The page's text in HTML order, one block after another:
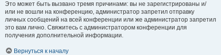
Это может быть вызвано тремя причинами: вы не зарегистрированы и/
или не вошли на конференцию, администратор запретил отправку
личных сообщений на всей конференции или же администратор запретил
это вам лично. Свяжитесь с администратором конференции для
получения дополнительной информации.
Вернуться к началу